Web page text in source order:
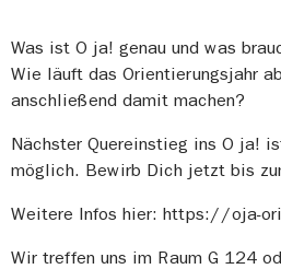
Was ist O ja! genau und was
Wie läuft das Orientierungsjahr
anschließend damit machen?
Nächster Quereinstieg ins O ja!
möglich. Bewirb Dich jetzt bis
Weitere Infos hier: https://oja-
Wir treffen uns im Raum G 124